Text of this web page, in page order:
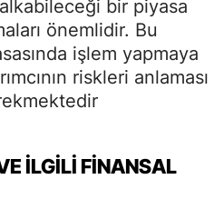
bir piyasa
önemlidir. Bu
işlem yapmaya
riskleri anlaması
İLGILI FINANSAL